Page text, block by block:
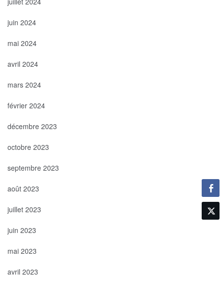
juin 2024
mai 2024
avril 2024
mars 2024
février 2024
décembre 2023
octobre 2023
septembre 2023
août 2023
juillet 2023
juin 2023
mai 2023
avril 2023